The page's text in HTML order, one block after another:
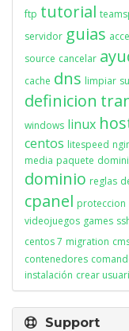
ftp tutorial
servidor guias
source cancelar
cache dns limpiar
definicion
windows linux
centos litespeed
media paquete
dominio reglas
cpanel proteccion
videojuegos games
centos 7 migration
contenedores
instalación crear
Support